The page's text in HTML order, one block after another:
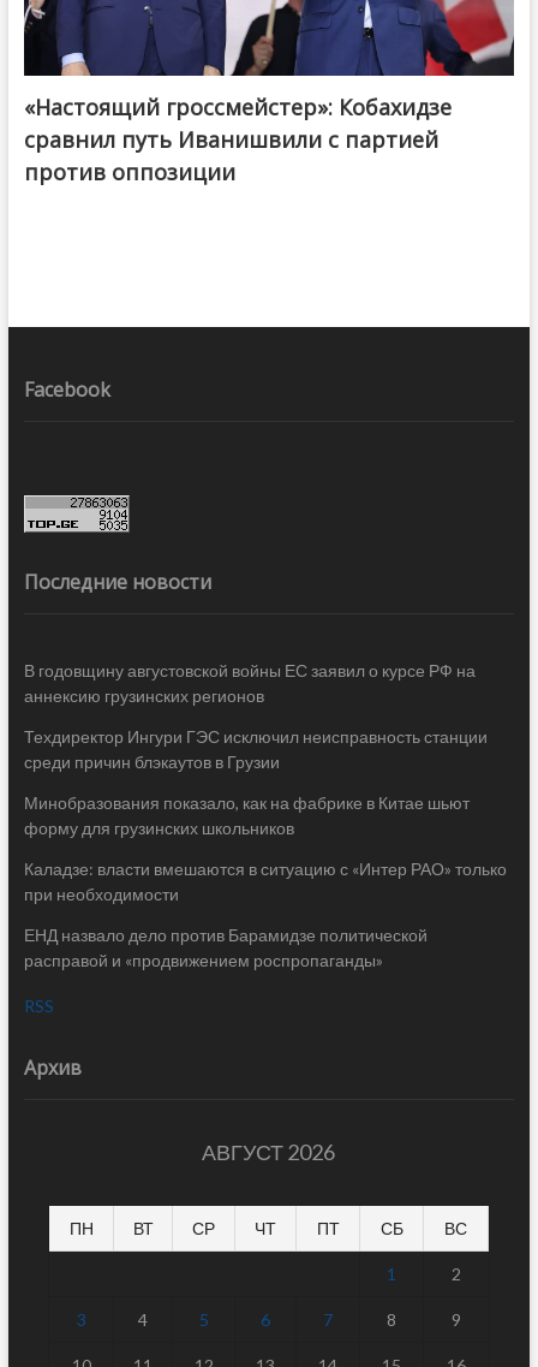
@ქართული ოცნება / Georgian Dream
«Настоящий гроссмейстер»: Кобахидзе
сравнил путь Иванишвили с партией
против оппозиции
Facebook
Последние новости
В годовщину августовской войны ЕС заявил о курсе РФ на
аннексию грузинских регионов
Техдиректор Ингури ГЭС исключил неисправность станции
среди причин блэкаутов в Грузии
Минобразования показало, как на фабрике в Китае шьют
форму для грузинских школьников
Каладзе: власти вмешаются в ситуацию с «Интер РАО» только
при необходимости
ЕНД назвало дело против Барамидзе политической
расправой и «продвижением роспропаганды»
RSS
Архив
АВГУСТ 2026
ПН ВТ СР ЧТ ПТ СБ ВС
1 2
3 4 5 6 7 8 9